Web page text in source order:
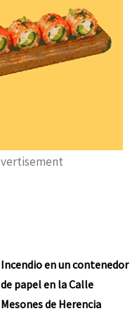
Incendio en un contenedor
de papel en la Calle
Mesones de Herencia